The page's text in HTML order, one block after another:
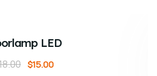
LED
$15.00